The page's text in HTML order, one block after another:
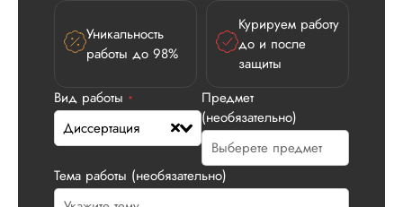
Уникальность
работы до 98%
Курируем работу
до и после
защиты
Вид работы *
Диссертация
Предмет
(необязательно)
Тема работы (необязательно)